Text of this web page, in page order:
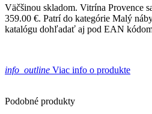
Väčšinou skladom. Vitrína Provence
359.00 €. Patrí do kategórie Malý
katalógu dohľadať aj pod EAN
info_outline Viac info o produkte
Podobné produkty